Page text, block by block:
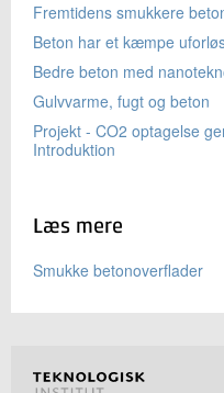
Skriv til mig
Fremtidens smukkere
Beton har et kæmpe
Bedre beton med
Gulvvarme, fugt og beton
Projekt - CO2 optagelse
Introduktion
Læs mere
Smukke betonoverflader